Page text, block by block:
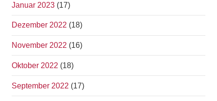
Januar 2023 (17)
Dezember 2022 (18)
November 2022 (16)
Oktober 2022 (18)
September 2022 (17)